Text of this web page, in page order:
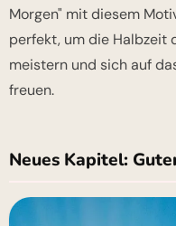
Morgen" mit diesem
perfekt, um die Halbzeit
meistern und sich auf
freuen.
Neues Kapitel: